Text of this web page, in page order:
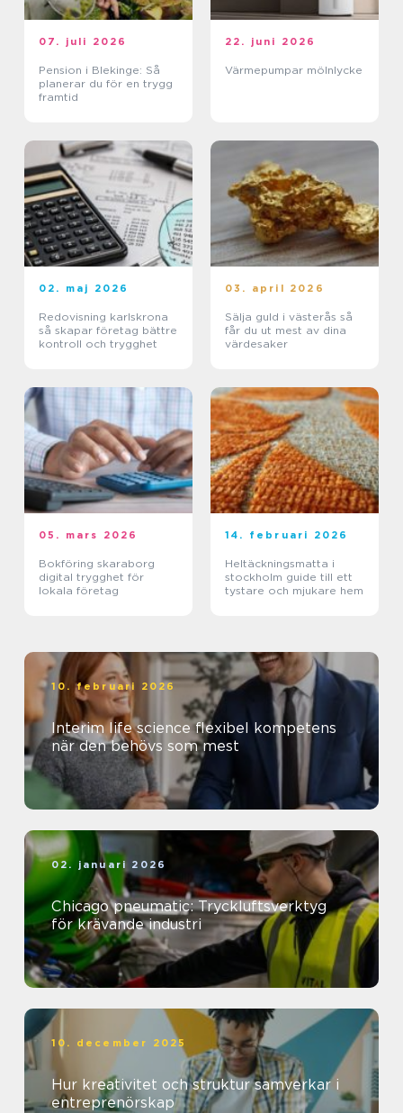
07. juli 2026
Pension i Blekinge: Så
planerar du för en trygg
framtid
22. juni 2026
Värmepumpar mölnlycke
02. maj 2026
Redovisning karlskrona
så skapar företag bättre
kontroll och trygghet
03. april 2026
Sälja guld i västerås så
får du ut mest av dina
värdesaker
05. mars 2026
Bokföring skaraborg
digital trygghet för
lokala företag
14. februari 2026
Heltäckningsmatta i
stockholm guide till ett
tystare och mjukare hem
10. februari 2026
Interim life science flexibel kompetens
när den behövs som mest
02. januari 2026
Chicago pneumatic: Tryckluftsverktyg
för krävande industri
10. december 2025
Hur kreativitet och struktur samverkar i
entreprenörskap